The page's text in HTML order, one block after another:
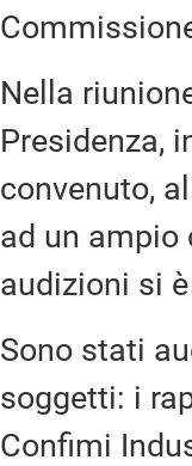
Nella
Presidenza,
convenuto,
ad un
audizioni si
Sono stati
soggetti: i
Confimi